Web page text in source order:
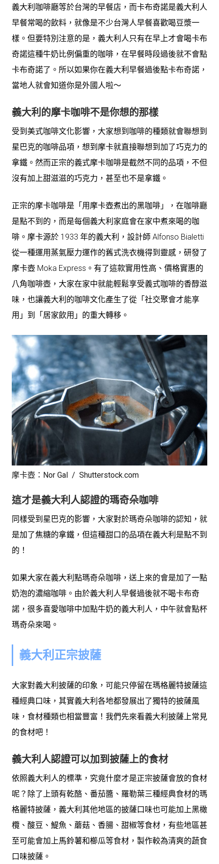
義大利咖啡廳等於台灣的早餐店，而卡布奇諾是義大利人
早餐常喝的飲料，就像是不少台灣人早餐喜歡喝豆漿一
樣。但要特別注意的是，義大利人只有在早上才會喝卡布
奇諾這種牛奶比例偏重的咖啡，在早餐時段過後就不會點
卡布奇諾了。所以如果你在義大利早餐過後點卡布奇諾，
當地人就會知道你是外國人啦～
義大利的摩卡咖啡不是你想的那樣
受到美式咖啡文化影響，大家想到咖啡的種類就會聯想到
星巴克的咖啡品項，想到摩卡就直接聯想到加了巧克力的
拿鐵。然而正宗的義式摩卡咖啡是截然不同的品項，不但
沒有加上甜滋滋的巧克力，甚至也不是拿鐵。
正宗的摩卡咖啡是「用摩卡壺煮出的黑咖啡」，在咖啡廳
是點不到的，而是每個義大利家庭會在家中煮來喝的咖
啡。摩卡源於 1933 年的義大利，設計師 Alfonso Bialetti
從一種運用蒸氣壓力運作的舊式洗衣機得到靈感，研發了
摩卡壺 Moka Express。有了這款實用性高、價格實惠的
八角咖啡壺，大家在家中就能輕鬆享受義式咖啡的香醇滋
味，也讓義大利的咖啡文化產生了從「社交聚會才能享
用」到「居家飲用」的重大轉移。
摩卡壺：Nor Gal / Shutterstock.com
這才是義大利人認證的瑪奇朵咖啡
同樣受到星巴克的影響，大家對於瑪奇朵咖啡的認知，就
是加了焦糖的拿鐵，但這種甜口的品項在義大利是點不到
的！
如果大家在義大利點瑪奇朵咖啡，送上來的會是加了一點
奶泡的濃縮咖啡。由於義大利人早餐過後就不喝卡布奇
諾，很多喜愛咖啡中加點牛奶的義大利人，中午就會點杯
瑪奇朵來喝。
義大利正宗披薩
大家對義大利披薩的印象，可能只停留在瑪格麗特披薩這
種經典口味，其實義大利各地都發展出了獨特的披薩風
味，食材種類也相當豐富！我們先來看義大利披薩上常見
的食材吧！
義大利人認證可以加到披薩上的食材
依照義大利人的標準，究竟什麼才是正宗披薩會放的食材
呢？除了上頭有乾酪、番茄醬、羅勒葉三種經典食材的瑪
格麗特披薩，義大利其他地區的披薩口味也可能加上黑橄
欖、酸豆、鯷魚、蘑菇、香腸、甜椒等食材，有些地區甚
至可能會加上馬鈴薯和櫛瓜等食材，製作較為清爽的蔬食
口味披薩。